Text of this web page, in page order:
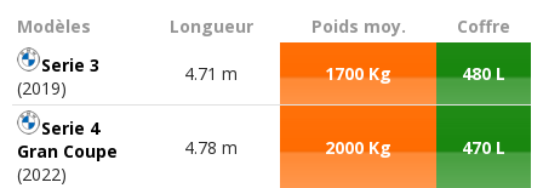
Modèles Longueur Poids moy.
Coffre
Serie 3
(2019)
4.71 m 1700 Kg 480 L
Serie 4
Gran Coupe
(2022)
4.78 m 2000 Kg 470 L